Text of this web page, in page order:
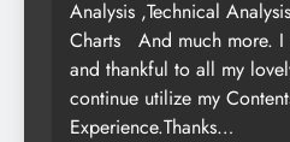
Analysis ,Technical
Charts
And much more.
and thankful to all my
continue utilize my
Experience.Thanks…